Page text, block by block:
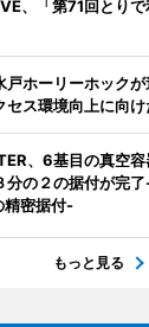
、「第71回とり
戸ホーリーホック
セス環境向上に向
、6基目の真空
分の２の据付が完
密据付-
もっと見る